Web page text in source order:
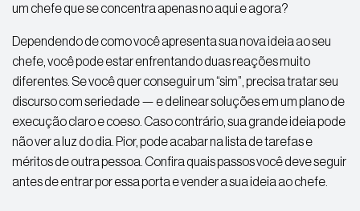
um chefe que se concentra apenas no aqui e agora?
Dependendo de como você apresenta sua nova ideia ao seu
chefe, você pode estar enfrentando duas reações muito
diferentes. Se você quer conseguir um “sim”, precisa tratar seu
discurso com seriedade — e delinear soluções em um plano de
execução claro e coeso. Caso contrário, sua grande ideia pode
não ver a luz do dia. Pior, pode acabar na lista de tarefas e
méritos de outra pessoa. Confira quais passos você deve seguir
antes de entrar por essa porta e vender a sua ideia ao chefe.